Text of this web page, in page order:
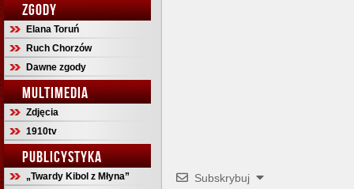
ZGODY
Elana Toruń
Ruch Chorzów
Dawne zgody
MULTIMEDIA
Zdjęcia
1910tv
PUBLICYSTYKA
„Twardy Kibol z Młyna”
Subskrybuj